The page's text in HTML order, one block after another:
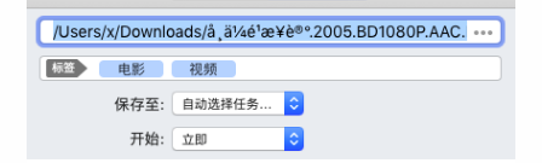
2、同时支持网页链接与BT种子下载。